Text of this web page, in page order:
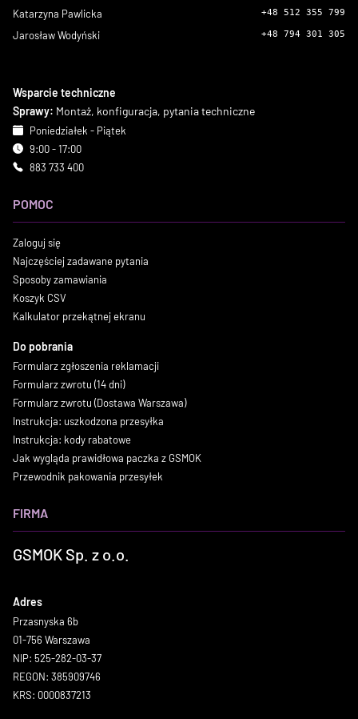
Katarzyna Pawlicka +48 512 355 799
Jarosław Wodyński +48 794 301 305
Wsparcie techniczne
Sprawy: Montaż, konfiguracja, pytania techniczne
Poniedziałek - Piątek
9:00 - 17:00
883 733 400
POMOC
Zaloguj się
Najczęściej zadawane pytania
Sposoby zamawiania
Koszyk CSV
Kalkulator przekątnej ekranu
Do pobrania
Formularz zgłoszenia reklamacji
Formularz zwrotu (14 dni)
Formularz zwrotu (Dostawa Warszawa)
Instrukcja: uszkodzona przesyłka
Instrukcja: kody rabatowe
Jak wygląda prawidłowa paczka z GSMOK
Przewodnik pakowania przesyłek
FIRMA
GSMOK Sp. z o.o.
Adres
Przasnyska 6b
01-756 Warszawa
NIP: 525-282-03-37
REGON: 385909746
KRS: 0000837213